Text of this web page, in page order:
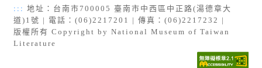
::: 地址：台南市700005 臺南市中西區中正路(湯德章大
道)1號 | 電話：(06)2217201 | 傳真：(06)2217232 |
版權所有 Copyright by National Museum of Taiwan
Literature